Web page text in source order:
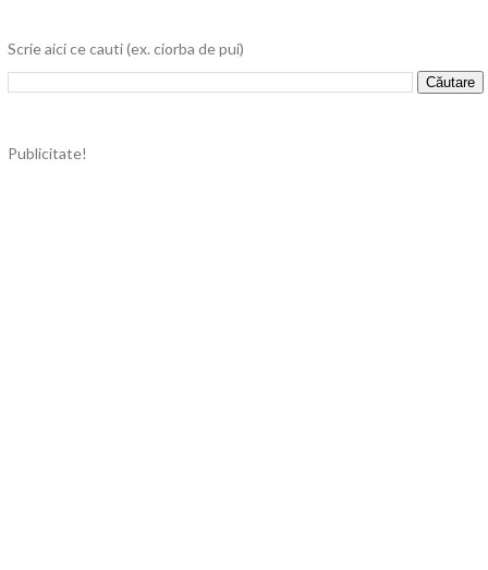
Scrie aici ce cauti (ex. ciorba de pui)
Publicitate!